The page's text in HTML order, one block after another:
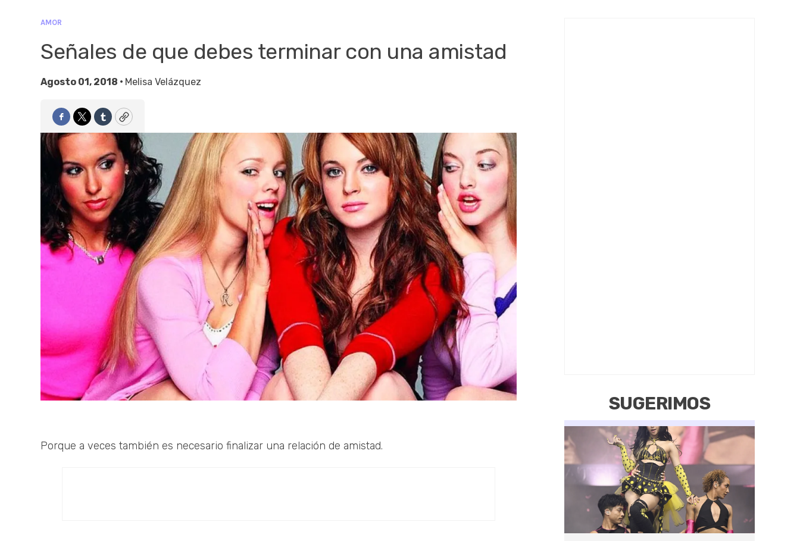
AMOR
Señales de que debes terminar con una amistad
Agosto 01, 2018 • Melisa Velázquez
Facebook
TwitterTumblrCopy
Porque a veces también es necesario finalizar una relación de amistad.
SUGERIMOS